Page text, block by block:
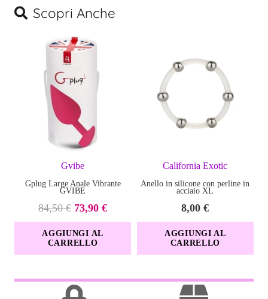
Scopri Anche
Gvibe
Gplug Large Anale Vibrante
GVIBE
84,50€ Il
prezzo
originale
era:
73,90€Il
prezzo
è:
AGGIUNGI AL
CARRELLO
California Exotic
Anello in silicone con perline in
acciaio XL
8,00€
AGGIUNGI AL
CARRELLO